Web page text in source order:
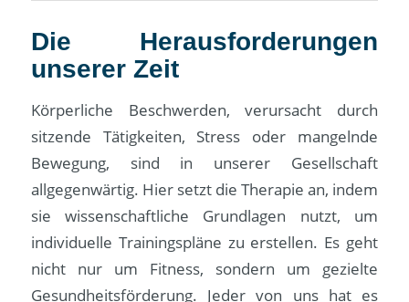
Die Herausforderungen
unserer Zeit
Körperliche Beschwerden, verursacht durch
sitzende Tätigkeiten, Stress oder mangelnde
Bewegung, sind in unserer Gesellschaft
allgegenwärtig. Hier setzt die Therapie an, indem
sie wissenschaftliche Grundlagen nutzt, um
individuelle Trainingspläne zu erstellen. Es geht
nicht nur um Fitness, sondern um gezielte
Gesundheitsförderung. Jeder von uns hat es